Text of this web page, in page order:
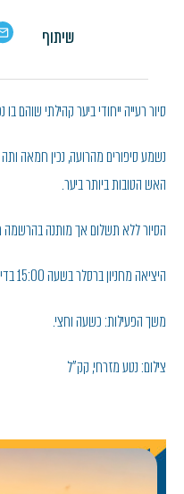
שיתוף
סיור רעייה ייחודי ביער קהילתי שוהם
נשמע סיפורים מהרועה, נכין חמאה
האש הטובות ביותר ביער.
הסיור ללא תשלום אך מותנה
היציאה מחניון ברסלר בשעה 15:00 בדיוק. נא להגיע בזמן. לא נחכה למאחרים.
משך הפעילות: כשעה וחצי.
צילום: נטע מזרחי, קק"ל